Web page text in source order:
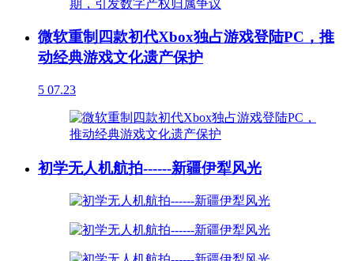
微软重制四款初代Xbox独占游戏登陆PC，推
动经典游戏文化遗产保护
5 07.23
初学无人机航拍------新疆伊犁风光